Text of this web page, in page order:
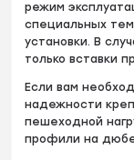
режим
специальных
установки. В
только вставки
Если вам
надежности
пешеходной
профили на